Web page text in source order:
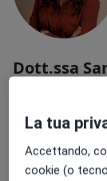
Dott.ssa
Indirizzo
La tua
Accettando,
cookie (o